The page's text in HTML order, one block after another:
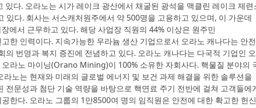
있다. 오라노는 시가 레이크 광산에서 채굴된 광석을 맥클린 레이크 제련
다. 회사는 서스캐처원주에서 약 500명을 고용하고 있으며, 이 가운데
에서 근무하고 있다. 해당 사업장 직원의 44% 이상은 원주민
한 인력이다. 지속가능한 우라늄 생산 기업으로서 오라노 캐나다는 안
의 번영과 복지 증진에 전념하고 있다. 오라노 캐나다는 다국적 기업인 오
라노 마이닝(Orano Mining)이 100% 소유한 자회사다. 핵물질 분야의
노는 현재와 미래의 글로벌 에너지 및 보건 과제 해결을 위한 솔루션을
전문성과 첨단 기술 역량을 바탕으로 핵연료 주기 전반에 걸쳐 고객들에
한다. 오라노 그룹의 1만8500여 명의 임직원은 안전에 대한 확고한 헌신